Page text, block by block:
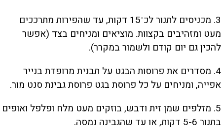
3. מכניסים לתנור לכ־15 דקות, עד שהפירות מתרככים
מעט ומזהיבים בקצוות. מוציאים ומניחים בצד (אפשר
להכין גם יום קודם ולשמור במקרר).
4. מסדרים את פרוסות הבגט על תבנית מרופדת בנייר
אפייה, ומניחים על כל פרוסת בגט פרוסת גבינת סנט מור.
5. מזלפים שמן זית ודבש, בוזקים מעט מלח ופלפל ואופים
בתנור 5-6 דקות, או עד שהגבינה נמסה.